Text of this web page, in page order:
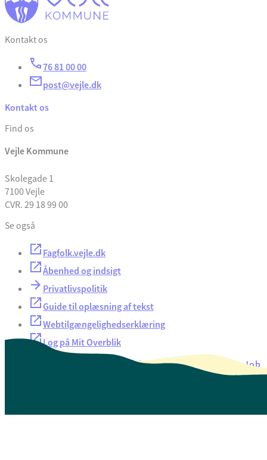
Kontakt os
76 81 00 00
post@vejle.dk
Kontakt os
Find os
Vejle Kommune
Skolegade 1
7100 Vejle
CVR. 29 18 99 00
Se også
Fagfolk.vejle.dk
Åbenhed og indsigt
Privatlivspolitik
Guide til oplæsning af tekst
Webtilgængelighedserklæring
Log på Mit Overblik
Oversigt over selvbetjeningJob